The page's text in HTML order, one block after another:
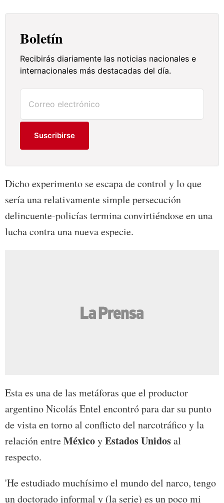
Boletín
Recibirás diariamente las noticias nacionales e
internacionales más destacadas del día.
Suscribirse
Dicho experimento se escapa de control y lo que
sería una relativamente simple persecución
delincuente-policías termina convirtiéndose en una
lucha contra una nueva especie.
Esta es una de las metáforas que el productor
argentino Nicolás Entel encontró para dar su punto
de vista en torno al conflicto del narcotráfico y la
relación entreMéxicoyEstados Unidosal
respecto.
'He estudiado muchísimo el mundo del narco, tengo
un doctorado informal y (la serie) es un poco mi